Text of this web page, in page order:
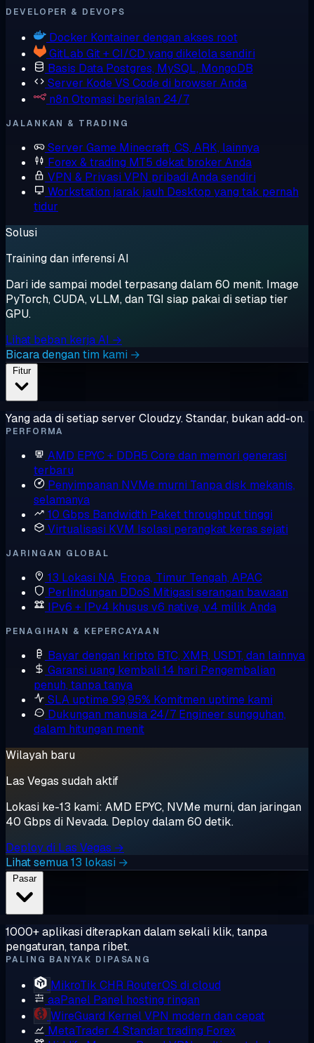
DEVELOPER & DEVOPS
Docker Kontainer dengan akses root
GitLab Git + CI/CD yang dikelola sendiri
Basis Data Postgres, MySQL, MongoDB
Server KodeVS Code di browser Anda
n8n Otomasi berjalan 24/7
JALANKAN & TRADING
Server Game Minecraft, CS, ARK, lainnya
Forex & trading MT5 dekat broker Anda
VPN & Privasi VPN pribadi Anda sendiri
Workstation jarak jauh Desktop yang tak pernah
tidur
Solusi
Training dan inferensi AI
Dari ide sampai model terpasang dalam 60 menit. Image
PyTorch, CUDA, vLLM, dan TGI siap pakai di setiap tier
GPU.
Lihat beban kerja AI →
Bicara dengan tim kami →
Fitur
Yang ada di setiap server Cloudzy. Standar, bukan add-on.
PERFORMA
AMD EPYC + DDR5 Core dan memori generasi
terbaru
Penyimpanan NVMe murni Tanpa disk mekanis,
selamanya
10 Gbps Bandwidth Paket throughput tinggi
Virtualisasi KVM Isolasi perangkat keras sejati
JARINGAN GLOBAL
13 Lokasi NA, Eropa, Timur Tengah, APAC
Perlindungan DDoS Mitigasi serangan bawaan
IPv6 + IPv4 khusus v6 native, v4 milik Anda
PENAGIHAN & KEPERCAYAAN
Bayar dengan kripto BTC, XMR, USDT, dan lainnya
Garansi uang kembali 14 hari Pengembalian
penuh, tanpa tanya
SLA uptime 99,95% Komitmen uptime kami
Dukungan manusia 24/7 Engineer sungguhan,
dalam hitungan menit
Wilayah baru
Las Vegas sudah aktif
Lokasi ke-13 kami: AMD EPYC, NVMe murni, dan jaringan
40 Gbps di Nevada. Deploy dalam 60 detik.
Deploy di Las Vegas →
Lihat semua 13 lokasi →
Pasar
1000+ aplikasi diterapkan dalam sekali klik, tanpa
pengaturan, tanpa ribet.
PALING BANYAK DIPASANG
MikroTik CHR RouterOS di cloud
aaPanel Panel hosting ringan
WireGuard Kernel VPN modern dan cepat
MetaTrader 4 Standar trading Forex